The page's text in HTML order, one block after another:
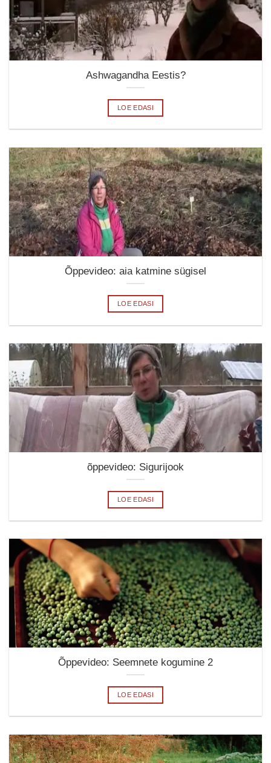
Ashwagandha Eestis?
LOE EDASI
Õppevideo: aia katmine sügisel
LOE EDASI
õppevideo: Sigurijook
LOE EDASI
Õppevideo: Seemnete kogumine 2
LOE EDASI